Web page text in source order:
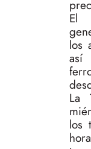
El
los
así
La
los